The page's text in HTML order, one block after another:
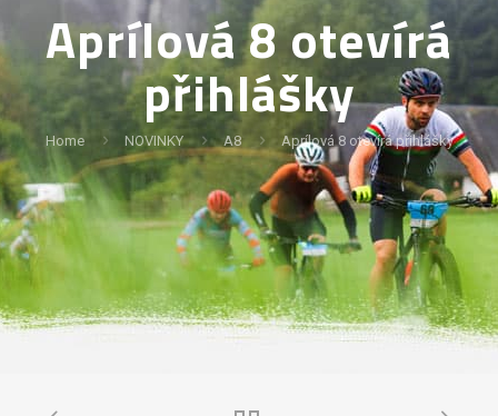
Aprílová 8 otevírá
přihlášky
Home NOVINKY A8 Aprílová 8 otevírá přihlášky